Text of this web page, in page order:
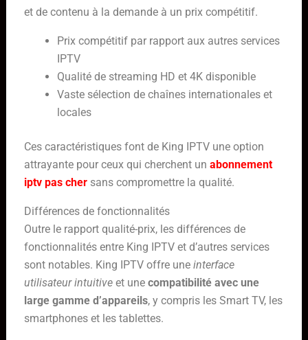
et de contenu à la demande à un prix compétitif.
Prix compétitif par rapport aux autres services
IPTV
Qualité de streaming HD et 4K disponible
Vaste sélection de chaînes internationales et
locales
Ces caractéristiques font de King IPTV une option
attrayante pour ceux qui cherchent un abonnement
iptv pas chersans compromettre la qualité.
Différences de fonctionnalités
Outre le rapport qualité-prix, les différences de
fonctionnalités entre King IPTV et d’autres services
sont notables. King IPTV offre une interface
utilisateur intuitiveet une compatibilité avec une
large gamme d’appareils, y compris les Smart TV, les
smartphones et les tablettes.